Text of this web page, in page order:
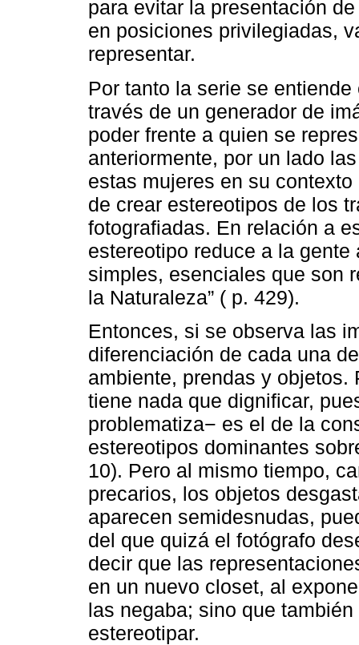
para evitar la presentación
en posiciones privilegiadas,
representar.
Por tanto la serie se
través de un generador de
poder frente a quien se
anteriormente, por un lado
estas mujeres en su
de crear estereotipos de los
fotografiadas. En relación a
estereotipo reduce a la
simples, esenciales que son
la Naturaleza” ( p. 429).
Entonces, si se observa las
diferenciación de cada una
ambiente, prendas y objetos.
tiene nada que dignificar,
problematiza− es el de la
estereotipos dominantes
10). Pero al mismo tiempo,
precarios, los objetos
aparecen semidesnudas,
del que quizá el fotógrafo
decir que las
en un nuevo closet, al
las negaba; sino que
estereotipar.